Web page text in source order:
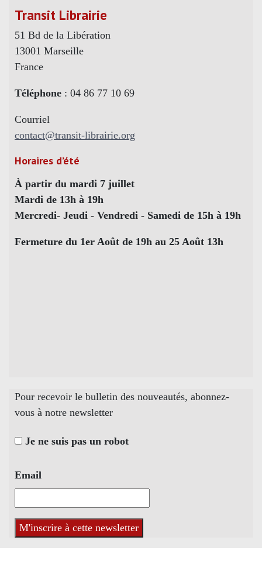
Transit Librairie
51 Bd de la Libération
13001 Marseille
France
Téléphone : 04 86 77 10 69
Courriel
contact@transit-librairie.org
Horaires d’été
À partir du mardi 7 juillet
Mardi de 13h à 19h
Mercredi- Jeudi - Vendredi - Samedi de 15h à 19h
Fermeture du 1er Août de 19h au 25 Août 13h
Pour recevoir le bulletin des nouveautés, abonnez-
vous à notre newsletter
Je ne suis pas un robot
Email